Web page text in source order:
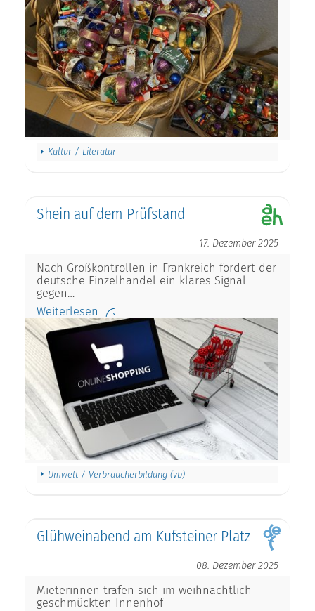
Kultur / Literatur
Shein auf dem Prüfstand
17. Dezember 2025
Nach Großkontrollen in Frankreich fordert der
deutsche Einzelhandel ein klares Signal
gegen…
Weiterlesen
Umwelt / Verbraucherbildung (vb)
Glühweinabend am Kufsteiner Platz
08. Dezember 2025
Mieterinnen trafen sich im weihnachtlich
geschmückten Innenhof